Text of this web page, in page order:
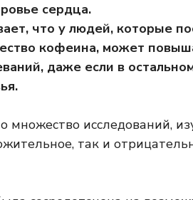
сердца.
что у людей, которые
кофеина, может
даже если в
исследований,
так и